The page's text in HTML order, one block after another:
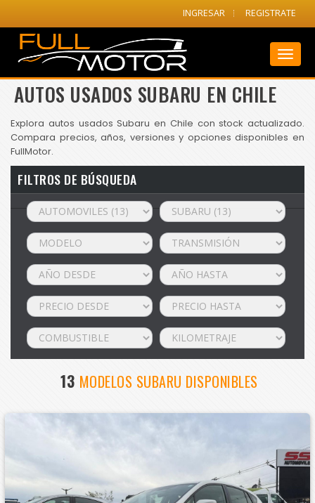
INGRESAR REGISTRATE
AUTOS USADOS SUBARU EN CHILE
Explora autos usados Subaru en Chile con stock actualizado.
Compara precios, años, versiones y opciones disponibles en
FullMotor.
FILTROS DE BÚSQUEDA
13 MODELOS SUBARU DISPONIBLES